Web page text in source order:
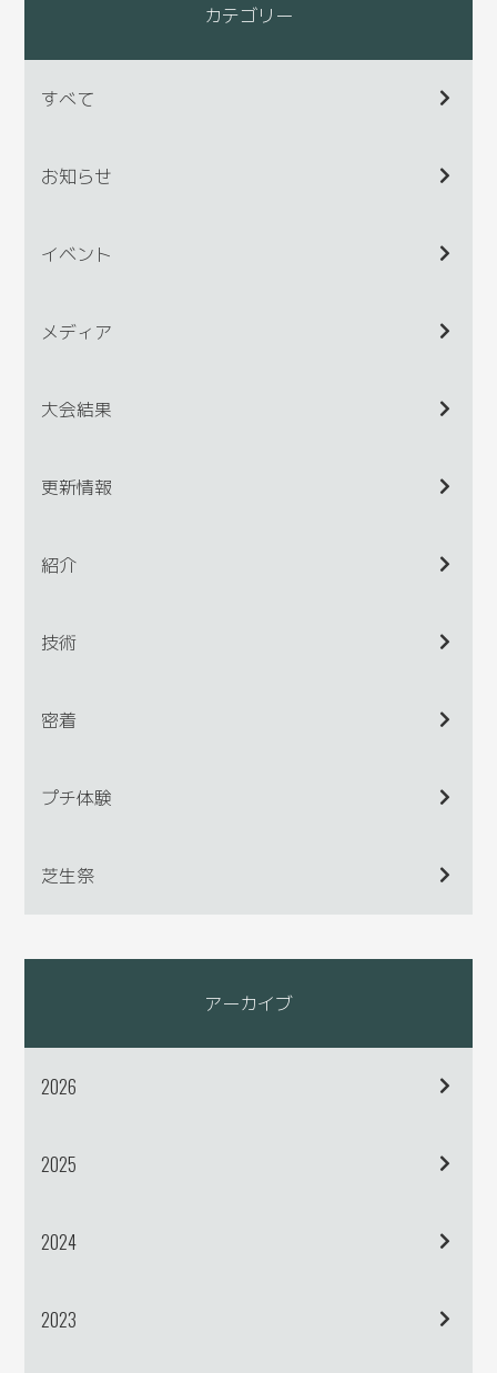
カテゴリー
すべて
お知らせ
イベント
メディア
大会結果
更新情報
紹介
技術
密着
プチ体験
芝生祭
アーカイブ
2026
2025
2024
2023